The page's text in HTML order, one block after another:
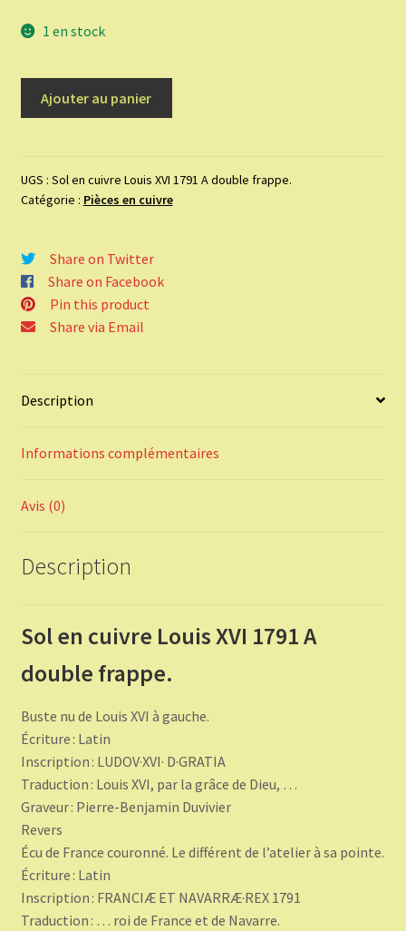
1 en stock
cuivre
Louis
A
double
frappe.
Ajouter au panier
UGS : Sol en cuivre Louis XVI 1791 A double frappe.
Catégorie : Pièces en cuivre
Share on Twitter
Share on Facebook
Pin this product
Share via Email
Description
Informations complémentaires
Avis (0)
Description
Sol en cuivre Louis XVI 1791 A
double frappe.
Buste nu de Louis XVI à gauche.
Écriture : Latin
Inscription : LUDOV·XVI· D·GRATIA
Traduction : Louis XVI, par la grâce de Dieu, …
Graveur : Pierre-Benjamin Duvivier
Revers
Écu de France couronné. Le différent de l’atelier à sa pointe.
Écriture : Latin
Inscription : FRANCIÆ ET NAVARRÆ·REX 1791
Traduction : … roi de France et de Navarre.